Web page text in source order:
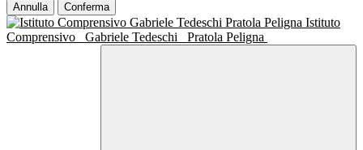
Annulla Conferma
Istituto
Comprensivo
Gabriele Tedeschi Pratola Peligna